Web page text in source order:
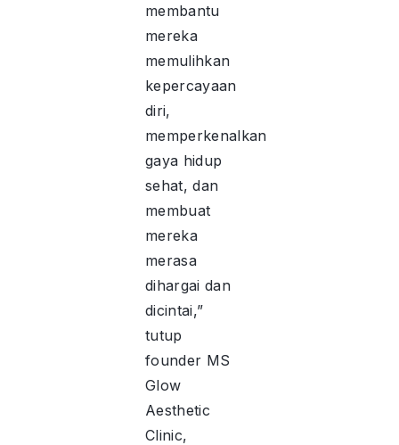
membantu
mereka
memulihkan
kepercayaan
diri,
memperkenalkan
gaya hidup
sehat, dan
membuat
mereka
merasa
dihargai dan
dicintai,”
tutup
founder MS
Glow
Aesthetic
Clinic,